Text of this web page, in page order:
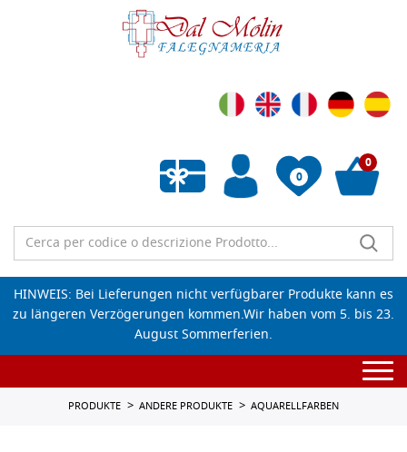
0
Wunschliste leeren
0
HINWEIS: Bei Lieferungen nicht verfügbarer Produkte kann es
zu längeren Verzögerungen kommen.Wir haben vom 5. bis 23.
August Sommerferien.
PRODUKTE ANDERE PRODUKTE AQUARELLFARBEN